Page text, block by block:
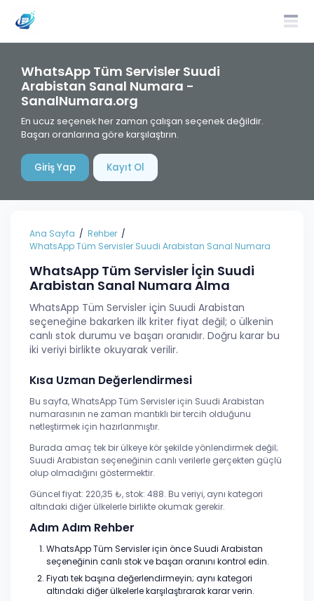
WhatsApp Tüm Servisler Suudi
Arabistan Sanal Numara -
SanalNumara.org
En ucuz seçenek her zaman çalışan seçenek değildir.
Başarı oranlarına göre karşılaştırın.
Giriş Yap Kayıt Ol
Ana Sayfa
Rehber
WhatsApp Tüm Servisler Suudi Arabistan Sanal Numara
WhatsApp Tüm Servisler İçin Suudi
Arabistan Sanal Numara Alma
WhatsApp Tüm Servisler için Suudi Arabistan
seçeneğine bakarken ilk kriter fiyat değil; o ülkenin
canlı stok durumu ve başarı oranıdır. Doğru karar bu
iki veriyi birlikte okuyarak verilir.
Kısa Uzman Değerlendirmesi
Bu sayfa, WhatsApp Tüm Servisler için Suudi Arabistan
numarasının ne zaman mantıklı bir tercih olduğunu
netleştirmek için hazırlanmıştır.
Burada amaç tek bir ülkeye kör şekilde yönlendirmek değil;
Suudi Arabistan seçeneğinin canlı verilerle gerçekten güçlü
olup olmadığını göstermektir.
Güncel fiyat: 220,35 ₺, stok: 488. Bu veriyi, aynı kategori
altındaki diğer ülkelerle birlikte okumak gerekir.
Adım Adım Rehber
WhatsApp Tüm Servisler için önce Suudi Arabistan
seçeneğinin canlı stok ve başarı oranını kontrol edin.
Fiyatı tek başına değerlendirmeyin; aynı kategori
altındaki diğer ülkelerle karşılaştırarak karar verin.